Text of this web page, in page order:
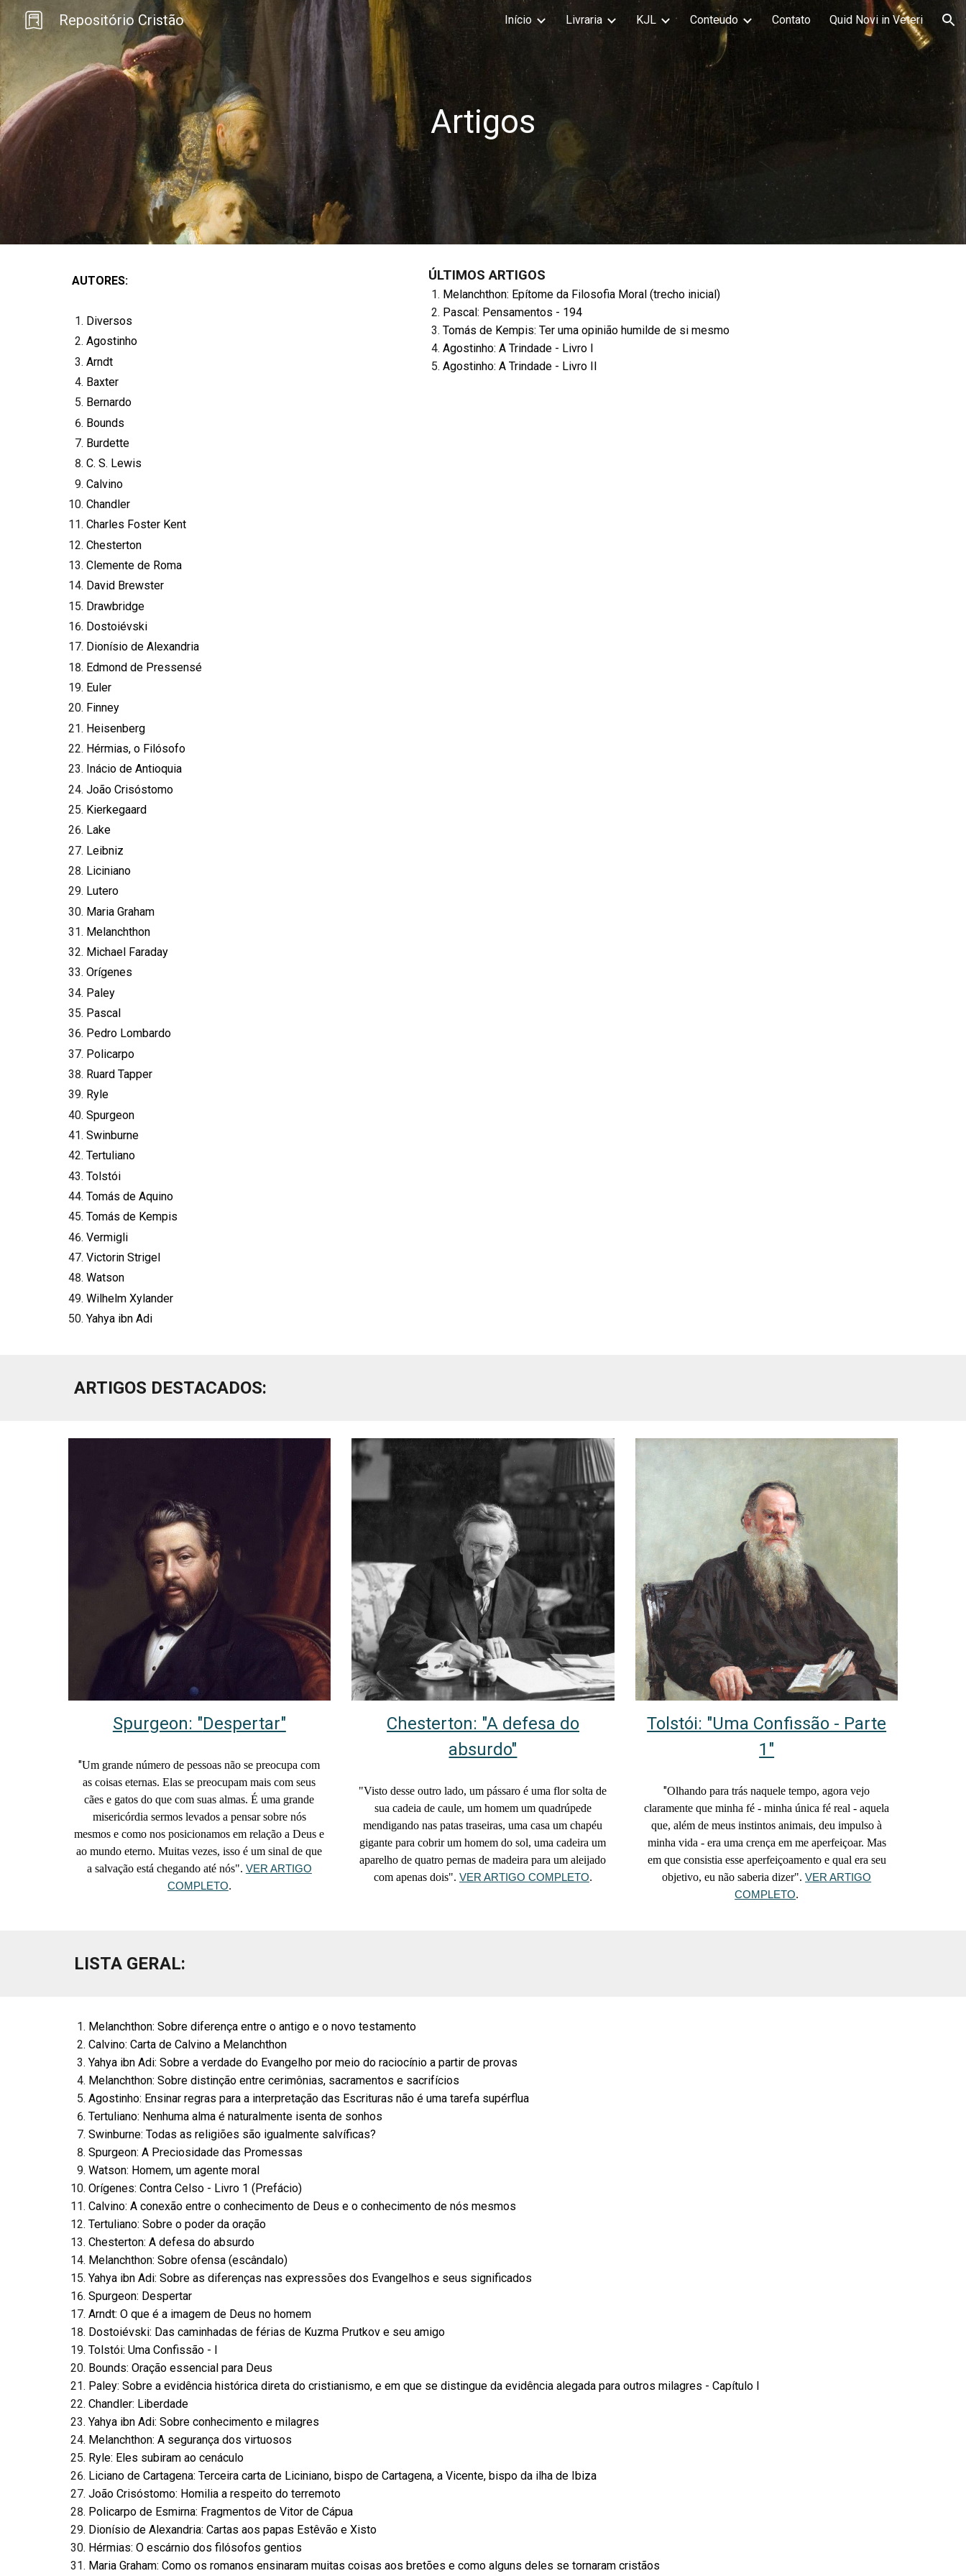
Skip to main content Skip to navigation
Repositório Cristão Início Livraria KJL Conteudo Contato Quid Novi in Veteri
Artigos
AUTORES:
Diversos
Agostinho
Arndt
Baxter
Bernardo
Bounds
Burdette
C. S. Lewis
Calvino
Chandler
Charles Foster Kent
Chesterton
Clemente de Roma
David Brewster
Drawbridge
Dostoiévski
Dionísio de Alexandria
Edmond de Pressensé
Euler
Finney
Heisenberg
Hérmias, o Filósofo
Inácio de Antioquia
João Crisóstomo
Kierkegaard
Lake
Leibniz
Liciniano
Lutero
Maria Graham
Melanchthon
Michael Faraday
Orígenes
Paley
Pascal
Pedro Lombardo
Policarpo
Ruard Tapper
Ryle
Spurgeon
Swinburne
Tertuliano
Tolstói
Tomás de Aquino
Tomás de Kempis
Vermigli
Victorin Strigel
Watson
Wilhelm Xylander
Yahya ibn Adi
ÚLTIMOS ARTIGOS
Melanchthon: Epítome da Filosofia Moral (trecho inicial)
Pascal: Pensamentos - 194
Tomás de Kempis: Ter uma opinião humilde de si mesmo
Agostinho: A Trindade - Livro I
Agostinho: A Trindade - Livro II
ARTIGOS DESTACADOS:
Spurgeon: "Despertar"
"Um grande número de pessoas não se preocupa com
as coisas eternas. Elas se preocupam mais com seus
cães e gatos do que com suas almas. É uma grande
misericórdia sermos levados a pensar sobre nós
mesmos e como nos posicionamos em relação a Deus e
ao mundo eterno. Muitas vezes, isso é um sinal de que
a salvação está chegando até nós". VER ARTIGO
COMPLETO.
Chesterton: "A defesa do
absurdo"
"Visto desse outro lado, um pássaro é uma flor solta de
sua cadeia de caule, um homem um quadrúpede
mendigando nas patas traseiras, uma casa um chapéu
gigante para cobrir um homem do sol, uma cadeira um
aparelho de quatro pernas de madeira para um aleijado
com apenas dois". VER ARTIGO COMPLETO.
Tolstói: "Uma Confissão - Parte
1"
"Olhando para trás naquele tempo, agora vejo
claramente que minha fé - minha única fé real - aquela
que, além de meus instintos animais, deu impulso à
minha vida - era uma crença em me aperfeiçoar. Mas
em que consistia esse aperfeiçoamento e qual era seu
objetivo, eu não saberia dizer". VER ARTIGO
COMPLETO.
LISTA GERAL:
Melanchthon: Sobre diferença entre o antigo e o novo testamento
Calvino: Carta de Calvino a Melanchthon
Yahya ibn Adi: Sobre a verdade do Evangelho por meio do raciocínio a partir de provas
Melanchthon: Sobre distinção entre cerimônias, sacramentos e sacrifícios
Agostinho: Ensinar regras para a interpretação das Escrituras não é uma tarefa supérflua
Tertuliano: Nenhuma alma é naturalmente isenta de sonhos
Swinburne: Todas as religiões são igualmente salvíficas?
Spurgeon: A Preciosidade das Promessas
Watson: Homem, um agente moral
Orígenes: Contra Celso - Livro 1 (Prefácio)
Calvino: A conexão entre o conhecimento de Deus e o conhecimento de nós mesmos
Tertuliano: Sobre o poder da oração
Chesterton: A defesa do absurdo
Melanchthon: Sobre ofensa (escândalo)
Yahya ibn Adi: Sobre as diferenças nas expressões dos Evangelhos e seus significados
Spurgeon: Despertar
Arndt: O que é a imagem de Deus no homem
Dostoiévski: Das caminhadas de férias de Kuzma Prutkov e seu amigo
Tolstói: Uma Confissão - I
Bounds: Oração essencial para Deus
Paley: Sobre a evidência histórica direta do cristianismo, e em que se distingue da evidência alegada para outros milagres - Capítulo I
Chandler: Liberdade
Yahya ibn Adi: Sobre conhecimento e milagres
Melanchthon: A segurança dos virtuosos
Ryle: Eles subiram ao cenáculo
Liciano de Cartagena: Terceira carta de Liciniano, bispo de Cartagena, a Vicente, bispo da ilha de Ibiza
João Crisóstomo: Homilia a respeito do terremoto
Policarpo de Esmirna: Fragmentos de Vitor de Cápua
Dionísio de Alexandria: Cartas aos papas Estêvão e Xisto
Hérmias: O escárnio dos filósofos gentios
Maria Graham: Como os romanos ensinaram muitas coisas aos bretões e como alguns deles se tornaram cristãos